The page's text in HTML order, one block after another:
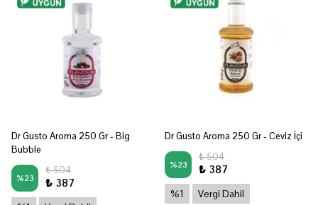
Dr Gusto Aroma 250 Gr - Big
Bubble
%23
₺ 504
₺ 387
Dr Gusto Aroma 250 Gr - Ceviz İçi
%23
₺ 504
₺ 387
%1 Vergi Dahil